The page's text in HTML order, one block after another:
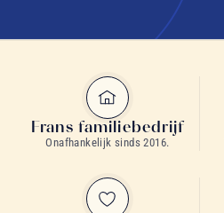
Frans familiebedrijf
Onafhankelijk sinds 2016.